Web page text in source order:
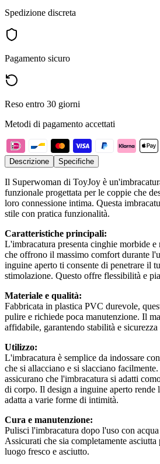
Spedizione discreta
Pagamento sicuro
Reso entro 30 giorni
Metodi di pagamento accettati
Descrizione Specifiche
Il Superwoman di ToyJoy è
funzionale progettata per le coppie che
loro connessione intima. Questa
stile con pratica funzionalità.
Caratteristiche principali:
L'imbracatura presenta cinghie morbide
che offrono il massimo comfort durante
inguine aperto ti consente di penetrare il
stimolazione. Questo offre flessibilità e
Materiale e qualità:
Fabbricata in plastica PVC durevole,
pulire e richiede poca manutenzione. Il
affidabile, garantendo stabilità e sicurezza
Utilizzo:
L'imbracatura è semplice da indossare
che si allacciano e si slacciano
assicurano che l'imbracatura si adatti
di corpo. Il design a inguine aperto rende
adatta a varie forme di intimità.
Cura e manutenzione:
Pulisci l'imbracatura dopo l'uso con
Assicurati che sia completamente
luogo fresco e asciutto.